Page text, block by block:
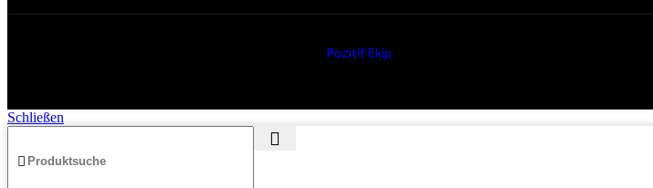
Pozitif Ekip
Schließen